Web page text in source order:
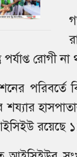
পর্যাপ্ত রোগী
পরিবর্তে
রয়েছে